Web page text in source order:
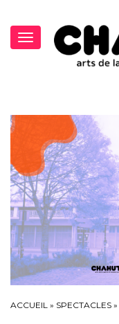
Toggle
navigation
ACCUEIL » SPECTACLES »